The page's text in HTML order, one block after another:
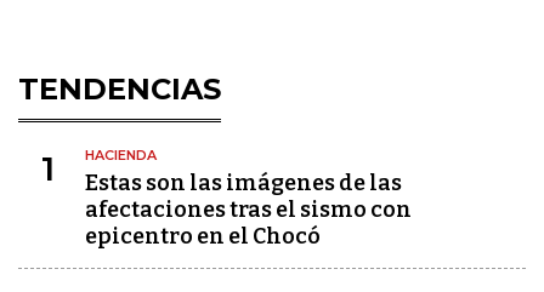
TENDENCIAS
1 HACIENDA
Estas son las imágenes de las
afectaciones tras el sismo con
epicentro en el Chocó